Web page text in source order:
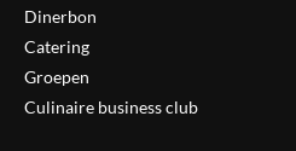
Dinerbon
Catering
Groepen
Culinaire business club